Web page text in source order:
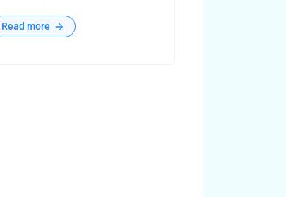
Read more